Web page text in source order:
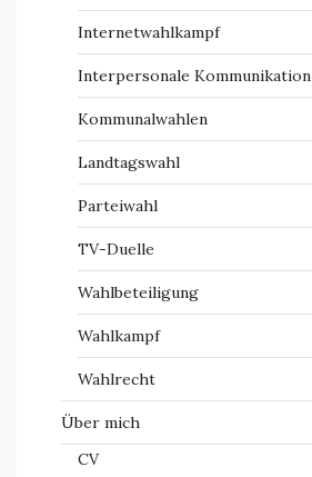
Internetwahlkampf
Interpersonale Kommunikation
Kommunalwahlen
Landtagswahl
Parteiwahl
TV-Duelle
Wahlbeteiligung
Wahlkampf
Wahlrecht
Über mich
CV